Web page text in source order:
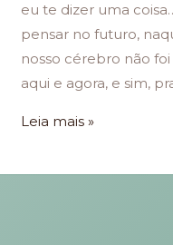
eu te dizer uma
pensar no futuro,
nosso cérebro não
aqui e agora, e sim,
Leia mais »